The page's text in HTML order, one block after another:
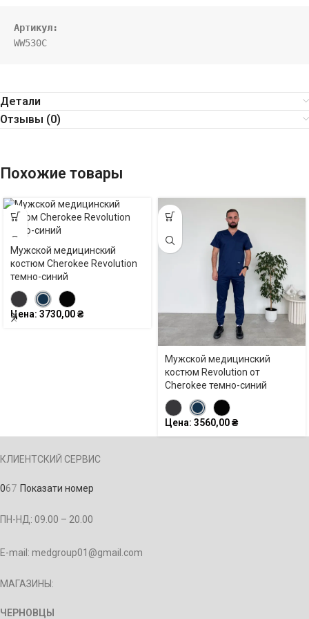
Артикул:
WW530C
Детали
Отзывы (0)
Похожие товары
Мужской медицинский
костюм Cherokee Revolution
темно-синий
Цена: 3730,00₴
Мужской медицинский
костюм Revolution от
Cherokee темно-синий
Цена: 3560,00₴
КЛИЕНТСКИЙ СЕРВИС
067 Показати номер
ПН-НД: 09.00 – 20.00
E-mail: medgroup01@gmail.com
МАГАЗИНЫ:
ЧЕРНОВЦЫ